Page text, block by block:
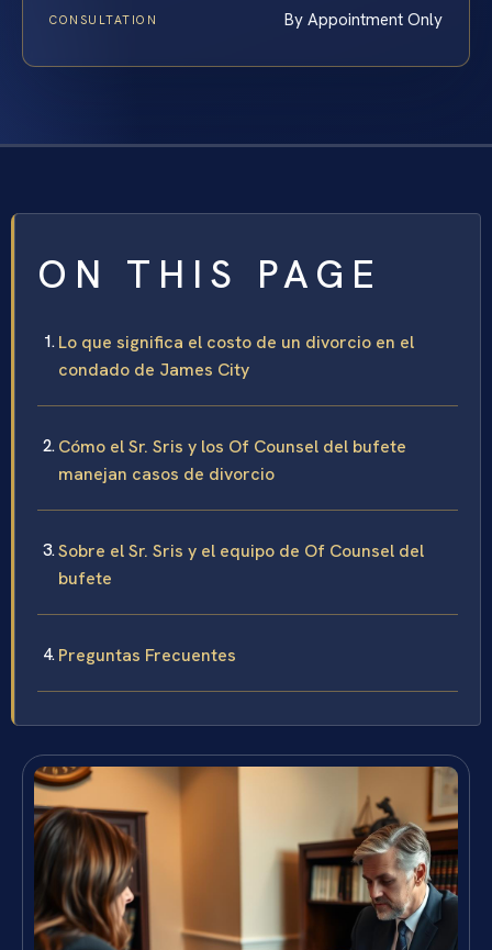
CONSULTATION By Appointment Only
ON THIS PAGE
Lo que significa el costo de un divorcio en el
condado de James City
Cómo el Sr. Sris y los Of Counsel del bufete
manejan casos de divorcio
Sobre el Sr. Sris y el equipo de Of Counsel del
bufete
Preguntas Frecuentes